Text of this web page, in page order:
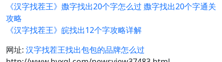
《汉字找茬王》嫐字找出20个字怎么过 嫐字找出20个字通关
攻略
《汉字找茬王》皖找出12个字攻略详解
网址: 汉字找茬王找出包包的品牌怎么过